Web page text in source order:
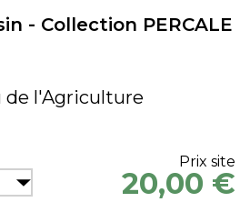
- Collection PERCALE
de l'Agriculture
Prix site
20,00 €